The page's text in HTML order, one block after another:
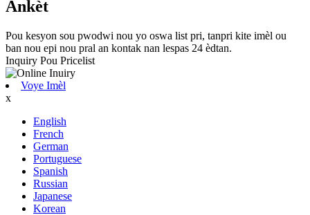
Ankèt
Pou kesyon sou pwodwi nou yo oswa list pri, tanpri kite imèl ou
ban nou epi nou pral an kontak nan lespas 24 èdtan.
Inquiry Pou Pricelist
Voye Imèl
x
English
French
German
Portuguese
Spanish
Russian
Japanese
Korean